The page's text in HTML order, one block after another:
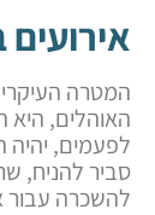
המטרה
האוהלים, היא
לפעמים, יהיה
סביר להניח,
להשכרה עבור